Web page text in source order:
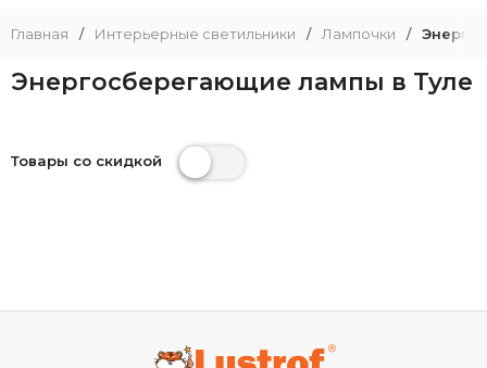
Главная / Интерьерные светильники / Лампочки /
Энергосберегающие лампы в Туле
Товары со скидкой